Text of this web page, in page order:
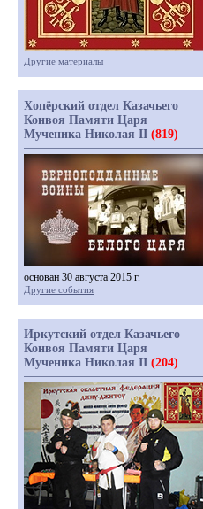
Другие материалы
Хопёрский отдел Казачьего
Конвоя Памяти Царя
Мученика Николая II (819)
основан 30 августа 2015 г.
Другие события
Иркутский отдел Казачьего
Конвоя Памяти Царя
Мученика Николая II (204)